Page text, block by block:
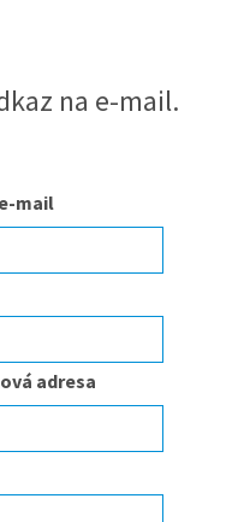
na e-mail.
mail
adresa